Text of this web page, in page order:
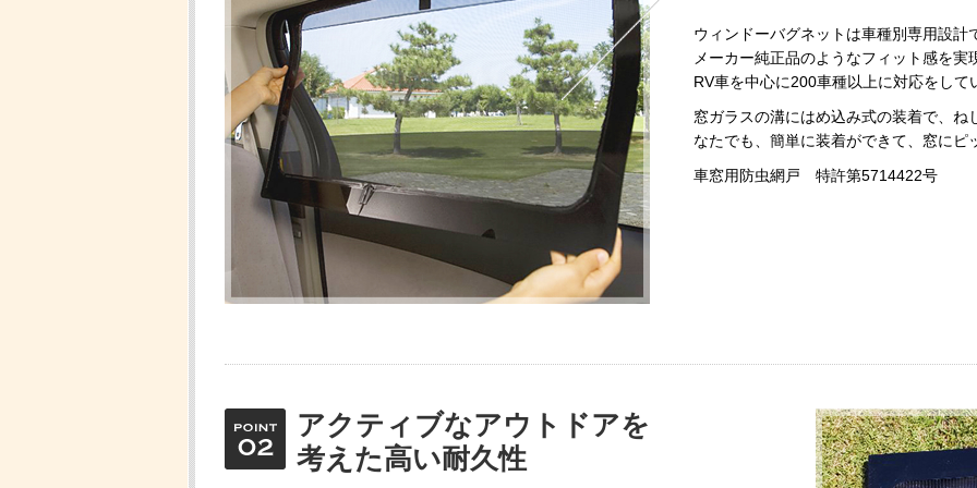
ウィンドーバグネットは車種別専用設計
メーカー純正品のようなフィット感を実
RV車を中心に200車種以上に対応をして
窓ガラスの溝にはめ込み式の装着で、
なたでも、簡単に装着ができて、窓にピ
車窓用防虫網戸 特許第5714422号
アクティブなアウトドアを
考えた高い耐久性